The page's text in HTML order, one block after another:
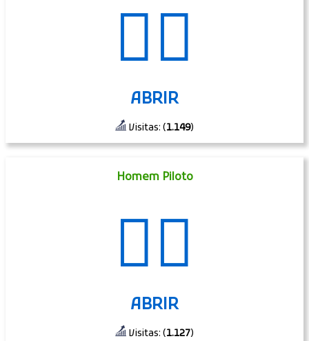
💁‍♂️
ABRIR
Visitas: (1.149)
Homem Piloto
👨‍✈️
ABRIR
Visitas: (1.127)